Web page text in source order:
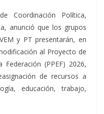
Coordinación Política,
anunció que los grupos
y PT presentarán, en
al Proyecto de
(PPEF) 2026,
de recursos a
educación, trabajo,